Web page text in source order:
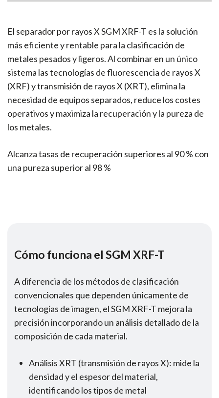
El separador por rayos X SGM XRF-T es la solución
más eficiente y rentable para la clasificación de
metales pesados y ligeros. Al combinar en un único
sistema las tecnologías de fluorescencia de rayos X
(XRF) y transmisión de rayos X (XRT), elimina la
necesidad de equipos separados, reduce los costes
operativos y maximiza la recuperación y la pureza de
los metales.
Alcanza tasas de recuperación superiores al 90 % con
una pureza superior al 98 %
Cómo funciona el SGM XRF-T
A diferencia de los métodos de clasificación
convencionales que dependen únicamente de
tecnologías de imagen, el SGM XRF-T mejora la
precisión incorporando un análisis detallado de la
composición de cada material.
Análisis XRT (transmisión de rayos X): mide la
densidad y el espesor del material,
identificando los tipos de metal